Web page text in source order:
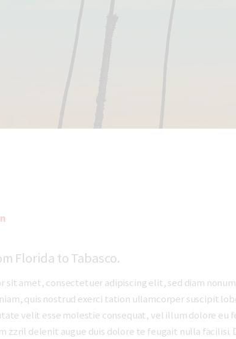
Florida to Tabasco.
sit amet, consectetuer adipiscing elit, sed diam
quis nostrud exerci tation ullamcorper suscipit
velit esse molestie consequat, vel illum dolore eu
zzril delenit augue duis dolore te feugait nulla